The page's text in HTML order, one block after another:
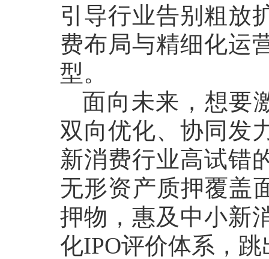
引导行业告别粗放
费布局与精细化运
型。
面向未来，想要
双向优化、协同发
新消费行业高试错
无形资产质押覆盖
押物，惠及中小新
化IPO评价体系，